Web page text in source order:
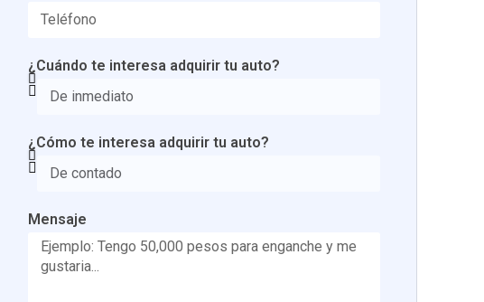
¿Cuándo te interesa adquirir tu auto?
¿Cómo te interesa adquirir tu auto?
Mensaje